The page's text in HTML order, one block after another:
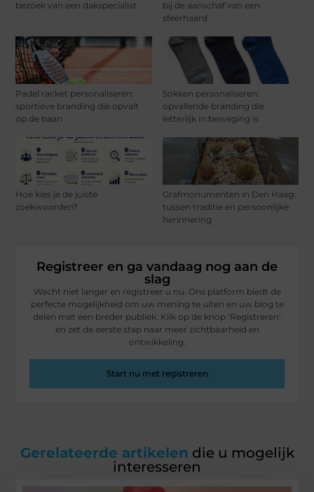
bezoek van een dakspecialist
bij de aanschaf van een
sfeerhaard
Padel racket personaliseren:
sportieve branding die opvalt
op de baan
Sokken personaliseren:
opvallende branding die
letterlijk in beweging is
Hoe kies je de juiste
zoekwoorden?
Grafmonumenten in Den Haag:
tussen traditie en persoonlijke
herinnering
Registreer en ga vandaag nog aan de
slag
Wacht niet langer en registreer u nu. Ons platform biedt de
perfecte mogelijkheid om uw mening te uiten en uw blog te
delen met een breder publiek. Klik op de knop ‘Registreren’
en zet de eerste stap naar meer zichtbaarheid en
ontwikkeling.
Start nu met registreren
Gerelateerde artikelen die u mogelijk
interesseren